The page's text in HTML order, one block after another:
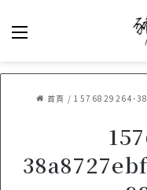
首頁 / 1576829264-